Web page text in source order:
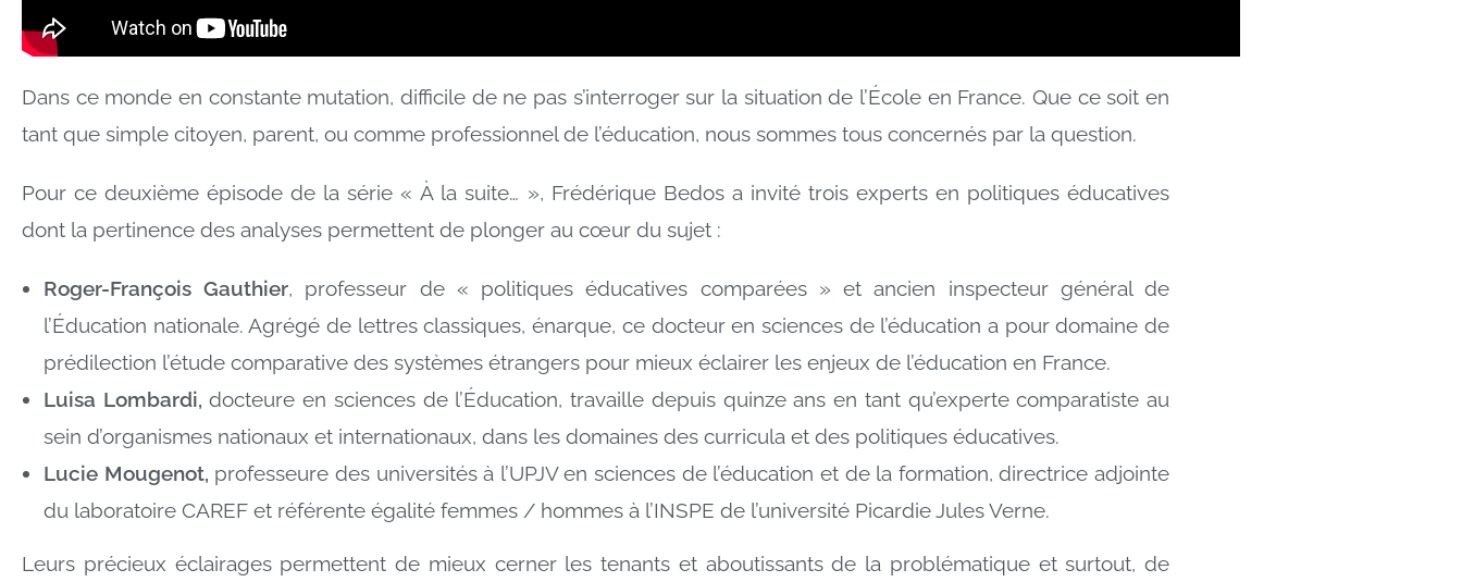
Dans ce monde en constante mutation, difficile de ne pas s’interroger sur la situation de l’École en France. Que ce soit en
tant que simple citoyen, parent, ou comme professionnel de l’éducation, nous sommes tous concernés par la question.
Pour ce deuxième épisode de la série « À la suite… », Frédérique Bedos a invité trois experts en politiques éducatives
dont la pertinence des analyses permettent de plonger au cœur du sujet :
Roger-François Gauthier, professeur de « politiques éducatives comparées » et ancien inspecteur général de
l’Éducation nationale. Agrégé de lettres classiques, énarque, ce docteur en sciences de l’éducation a pour domaine de
prédilection l’étude comparative des systèmes étrangers pour mieux éclairer les enjeux de l’éducation en France.
Luisa Lombardi, docteure en sciences de l’Éducation, travaille depuis quinze ans en tant qu’experte comparatiste au
sein d’organismes nationaux et internationaux, dans les domaines des curricula et des politiques éducatives.
Lucie Mougenot, professeure des universités à l’UPJV en sciences de l’éducation et de la formation, directrice adjointe
du laboratoire CAREF et référente égalité femmes / hommes à l’INSPE de l’université Picardie Jules Verne.
Leurs précieux éclairages permettent de mieux cerner les tenants et aboutissants de la problématique et surtout, de